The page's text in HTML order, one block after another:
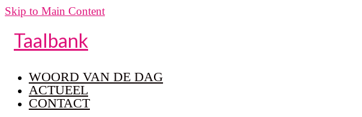
Skip to Main Content
Taalbank
WOORD VAN DE DAG
ACTUEEL
CONTACT